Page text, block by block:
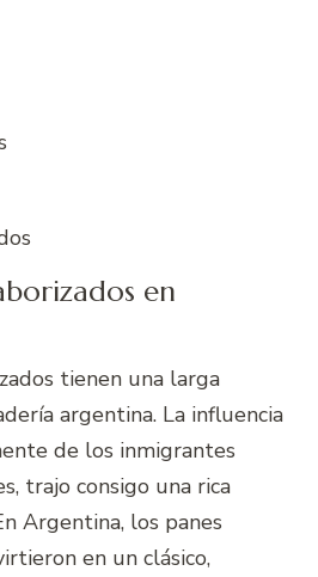
en
tienen una larga
argentina. La influencia
de los inmigrantes
trajo consigo una rica
Argentina, los panes
en un clásico,